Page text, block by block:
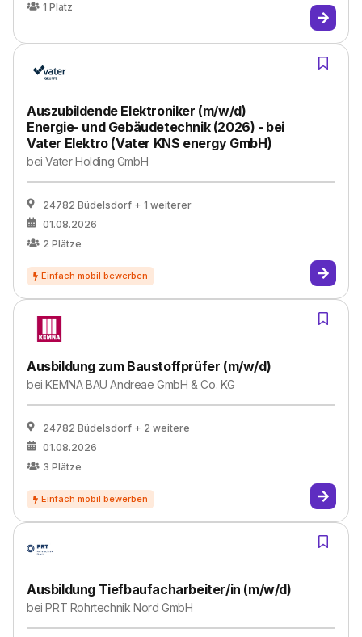
1 Platz
Auszubildende Elektroniker (m/w/d)
Energie- und Gebäudetechnik (2026) - bei
Vater Elektro (Vater KNS energy GmbH)
beiVater Holding GmbH
24782 Büdelsdorf + 1 weiterer
01.08.2026
2 Plätze
Ausbildung zum Baustoffprüfer (m/w/d)
beiKEMNA BAU Andreae GmbH & Co. KG
24782 Büdelsdorf + 2 weitere
01.08.2026
3 Plätze
Ausbildung Tiefbaufacharbeiter/in (m/w/d)
beiPRT Rohrtechnik Nord GmbH